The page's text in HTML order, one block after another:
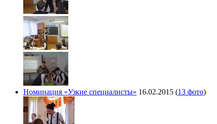
Номинация «Узкие специалисты» 16.02.2015 (13 фото)